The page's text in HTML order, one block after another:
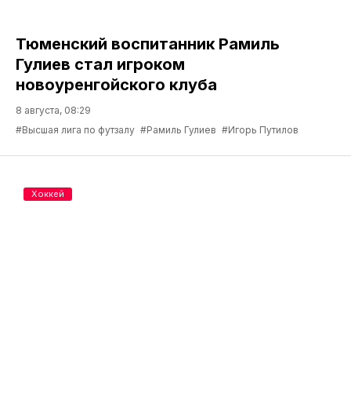
Тюменский воспитанник Рамиль
Гулиев стал игроком
новоуренгойского клуба
8 августа, 08:29
#Высшая лига по футзалу #Рамиль Гулиев #Игорь Путилов
Хоккей